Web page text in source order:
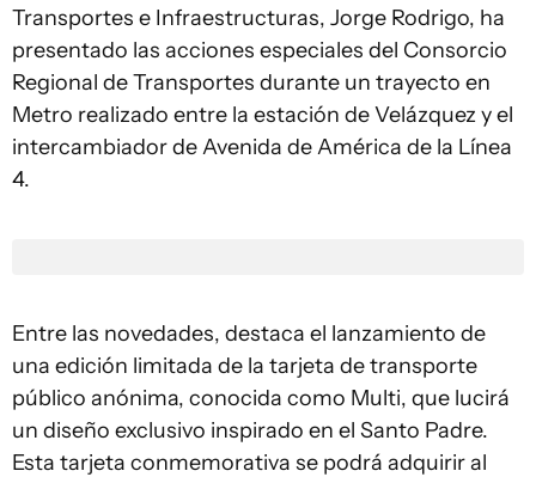
Transportes e Infraestructuras, Jorge Rodrigo, ha
presentado las acciones especiales del Consorcio
Regional de Transportes durante un trayecto en
Metro realizado entre la estación de Velázquez y el
intercambiador de Avenida de América de la Línea
4.
Entre las novedades, destaca el lanzamiento de
una edición limitada de la tarjeta de transporte
público anónima, conocida como Multi, que lucirá
un diseño exclusivo inspirado en el Santo Padre.
Esta tarjeta conmemorativa se podrá adquirir al